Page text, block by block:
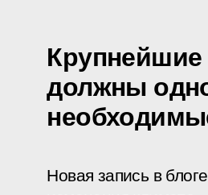
Крупнейшие
должны
Новая запись в блоге